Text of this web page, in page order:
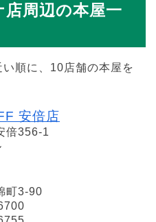
周辺の本屋一
順に、10店舗の本屋を
安倍店
倍356-1
町3-90